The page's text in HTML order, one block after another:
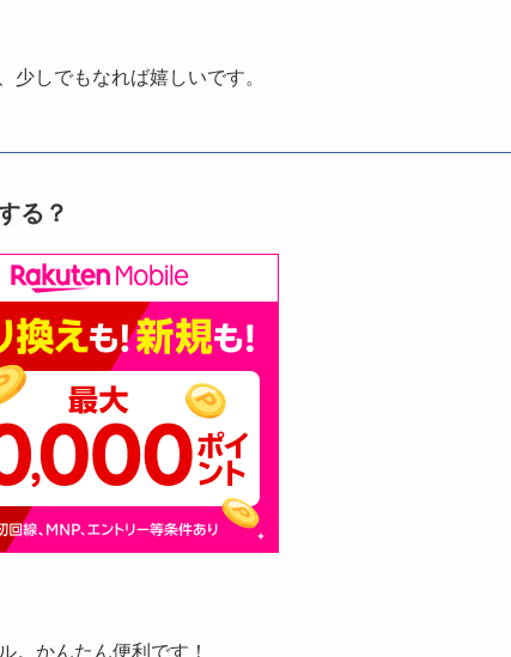
少しでもなれば嬉しいです。
る？
。かんたん便利です！